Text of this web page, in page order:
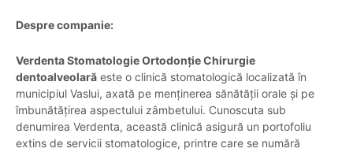
Despre companie:
Verdenta Stomatologie Ortodonție Chirurgie
dentoalveolară este o clinică stomatologică localizată în
municipiul Vaslui, axată pe menținerea sănătății orale și pe
îmbunătățirea aspectului zâmbetului. Cunoscuta sub
denumirea Verdenta, această clinică asigură un portofoliu
extins de servicii stomatologice, printre care se numără